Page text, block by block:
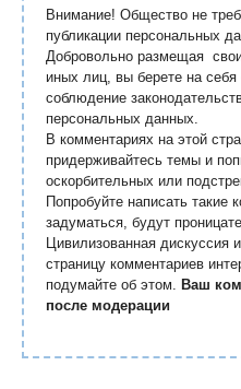
Внимание! Общество не
публикации персональных
Добровольно размещая
иных лиц, вы берете на себя
соблюдение
персональных данных.
В комментариях на этой
придерживайтесь темы и
оскорбительных или
Попробуйте написать такие
задуматься, будут
Цивилизованная дискуссия
страницу комментариев
подумайте об этом. Ваш
после модерации